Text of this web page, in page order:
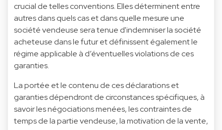
crucial de telles conventions. Elles déterminent entre
autres dans quels cas et dans quelle mesure une
société vendeuse sera tenue d'indemniser la société
acheteuse dans le futur et définissent également le
régime applicable à d’éventuelles violations de ces
garanties.
La portée et le contenu de ces déclarations et
garanties dépendront de circonstances spécifiques, à
savoir les négociations menées, les contraintes de
temps de la partie vendeuse, la motivation de la vente,